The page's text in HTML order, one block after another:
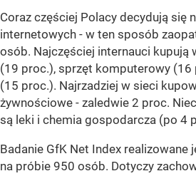
Coraz częściej Polacy decydują się
internetowych - w ten sposób
osób. Najczęściej internauci kupują
(19 proc.), sprzęt komputerowy (16
(15 proc.). Najrzadziej w sieci
żywnościowe - zaledwie 2 proc.
są leki i chemia gospodarcza (po 4
Badanie GfK Net Index realizowane
na próbie 950 osób. Dotyczy